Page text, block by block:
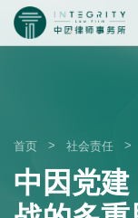
首页 > 社会责任 >
中因党